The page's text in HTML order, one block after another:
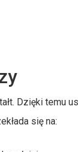
Dzięki temu
się na: